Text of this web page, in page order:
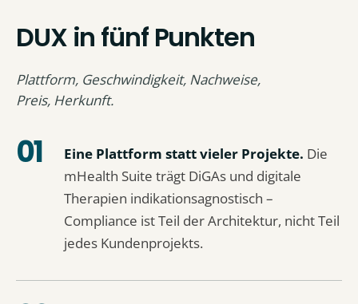
DUX in fünf Punkten
Plattform, Geschwindigkeit, Nachweise,
Preis, Herkunft.
Eine Plattform statt vieler Projekte. Die
mHealth Suite trägt DiGAs und digitale
Therapien indikationsagnostisch –
Compliance ist Teil der Architektur, nicht Teil
jedes Kundenprojekts.